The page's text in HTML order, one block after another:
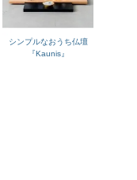
シンプルなおうち仏壇
『Kaunis』